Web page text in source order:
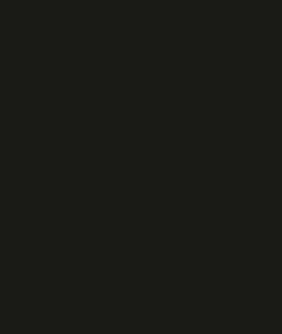
de direitos de imagens, FGTS e